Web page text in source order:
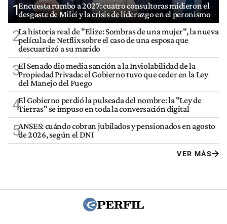
1Encuesta rumbo a 2027: cuatro consultoras midieron el
desgaste de Milei y la crisis de liderazgo en el peronismo
2La historia real de "Elize: Sombras de una mujer", la nueva
película de Netflix sobre el caso de una esposa que
descuartizó a su marido
3El Senado dio media sanción a la Inviolabilidad de la
Propiedad Privada: el Gobierno tuvo que ceder en la Ley
del Manejo del Fuego
4El Gobierno perdió la pulseada del nombre: la "Ley de
Tierras" se impuso en toda la conversación digital
5ANSES: cuándo cobran jubilados y pensionados en agosto
de 2026, según el DNI
VER MÁS